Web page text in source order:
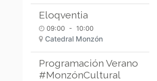
Eloqventia
09:00 - 10:00
Catedral Monzón
Programación Verano
#MonzónCultural